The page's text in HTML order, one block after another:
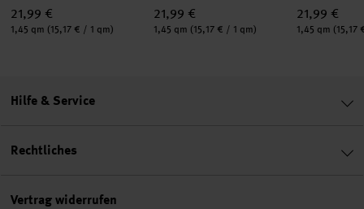
21,99 €
Inhalt:
1,45 qm (15,17 € / 1 qm)
21,99 €
Inhalt:
1,45 qm (15,17 € / 1 qm)
21,99 €
Inhalt:
1,45 qm (15,17
Hilfe & Service
Rechtliches
Vertrag widerrufen